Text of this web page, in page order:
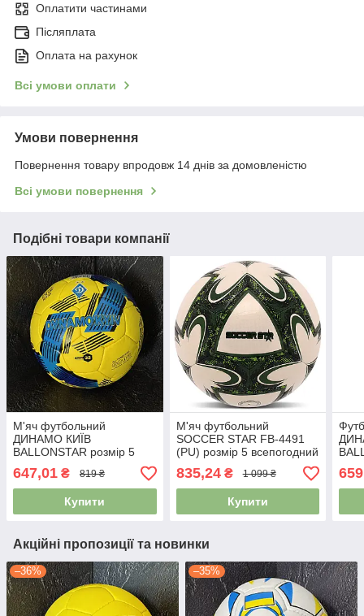
Оплатити частинами
Післяплата
Оплата на рахунок
Всі умови оплати
Умови повернення
Повернення товару впродовж 14 днів за домовленістю
Всі умови повернення
Подібні товари компанії
М'яч футбольний
ДИНАМО КИЇВ
BALLONSTAR розмір 5
FB-4114
647,01 ₴ 819 ₴
Купити
М'яч футбольний
SOCCER STAR FB-4491
(PU) розмір 5 всепогодний
білий-зелений
835,24₴ 1 099 ₴
Купити
FB-
Акційні пропозиції та новинки
–36% –35%